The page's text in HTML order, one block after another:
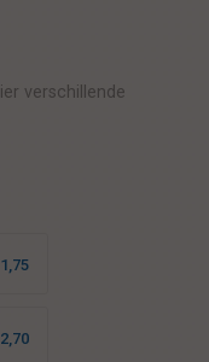
verschillende